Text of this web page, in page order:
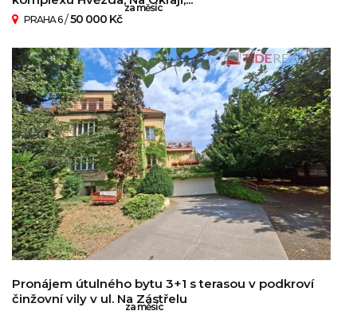
PRAHA 6/50 000 Kč
za měsíc
Pronájem útulného bytu 3+1 s terasou v podkroví
činžovní vily v ul. Na Zástřelu
za měsíc